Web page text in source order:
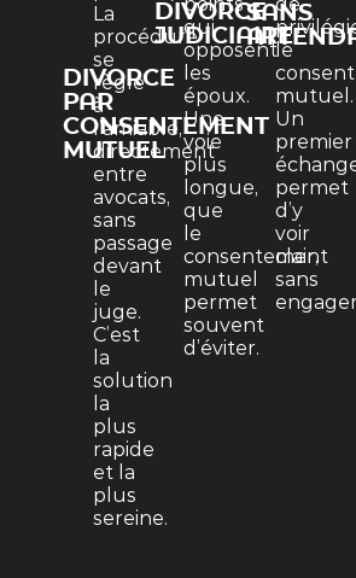
DIVORCE
PAR
CONSENTEMENT
MUTUEL
La
procédure
se
règle
à
l’amiable,
directement
entre
avocats,
sans
passage
devant
le
juge.
C’est
la
solution
la
plus
rapide
et la
plus
sereine.
DIVORCE
JUDICIAIRE
qui
opposent
les
époux.
Une
voie
plus
longue,
que
le
consentement
mutuel
permet
souvent
d’éviter.
SANS
le
mutuel.
Un
premier
permet
d’y
voir
clair,
sans